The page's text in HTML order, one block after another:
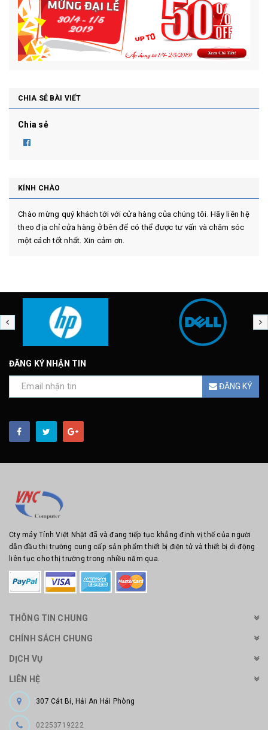
CHIA SẺ BÀI VIẾT
Chia sẻ
KÍNH CHÀO
Chào mừng quý khách tới với cửa hàng của chúng tôi. Hãy liên hệ
theo địa chỉ cửa hàng ở bên để có thể được tư vấn và chăm sóc
một cách tốt nhất. Xin cảm ơn.
ĐĂNG KÝ NHẬN TIN
ĐĂNG KÝ
Cty máy Tính Việt Nhật đã và đang tiếp tục khẳng định vị thế của người
dẫn đầu thị trường cung cấp sản phẩm thiết bị điện tử và thiết bị di động
liên tục cho thị trường trong nhiều năm qua.
THÔNG TIN CHUNG
CHÍNH SÁCH CHUNG
DỊCH VỤ
LIÊN HỆ
307 Cát Bi, Hải An Hải Phòng
02253719222